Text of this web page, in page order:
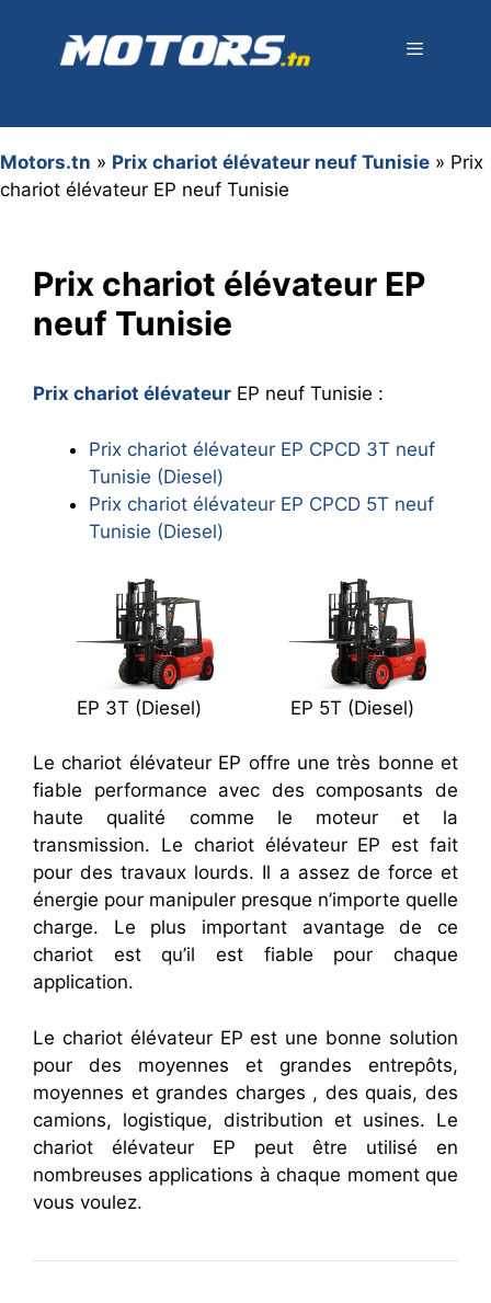
contenu
Motors.tn » Prix chariot élévateur neuf Tunisie » Prix
chariot élévateur EP neuf Tunisie
Prix chariot élévateur EP
neuf Tunisie
Prix chariot élévateur EP neuf Tunisie :
Prix chariot élévateur EP CPCD 3T neuf
Tunisie (Diesel)
Prix chariot élévateur EP CPCD 5T neuf
Tunisie (Diesel)
EP 3T (Diesel) EP 5T (Diesel)
Le chariot élévateur EP offre une très bonne et
fiable performance avec des composants de
haute qualité comme le moteur et la
transmission. Le chariot élévateur EP est fait
pour des travaux lourds. Il a assez de force et
énergie pour manipuler presque n’importe quelle
charge. Le plus important avantage de ce
chariot est qu’il est fiable pour chaque
application.
Le chariot élévateur EP est une bonne solution
pour des moyennes et grandes entrepôts,
moyennes et grandes charges , des quais, des
camions, logistique, distribution et usines. Le
chariot élévateur EP peut être utilisé en
nombreuses applications à chaque moment que
vous voulez.